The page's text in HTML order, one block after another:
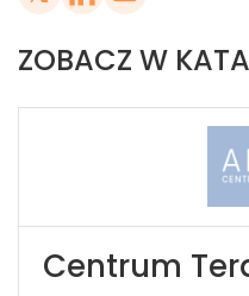
ZOBACZ W
Centrum